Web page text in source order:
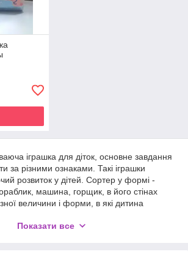
іграшка для діток, основне завдання
за різними ознаками. Такі іграшки
розвиток у дітей. Сортер у формі -
машина, горщик, в його стінах
величини і форми, в які дитина
моторику рук. З їхньою допомогою
м'яч, кораблик, машина, горщик.
деталями, хвилястими у формі кітті,
Показати все